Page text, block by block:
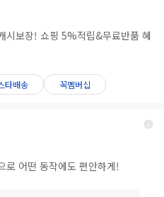
시보장! 쇼핑 5%적립&무료반품 혜
타배송 꼭멤버십
로 어떤 동작에도 편안하게!